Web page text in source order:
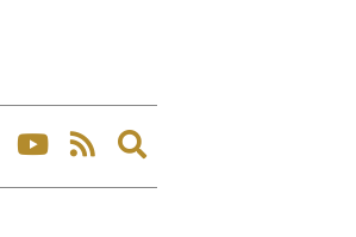
Expand
search